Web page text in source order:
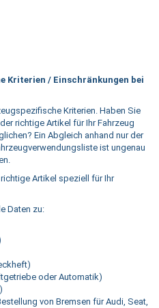
Kriterien / Einschränkungen bei
Kriterien. Haben Sie
richtige Artikel für Ihr Fahrzeug
Ein Abgleich anhand nur der
ist ungenau
Artikel speziell für Ihr
Daten zu:
oder Automatik)
von Bremsen für Audi, Seat,